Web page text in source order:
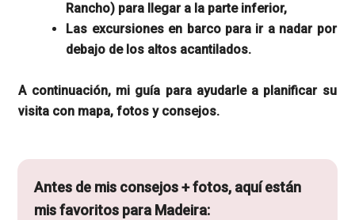
Rancho) para llegar a la parte inferior,
Las excursiones en barco para ir a nadar por
debajo de los altos acantilados.
A continuación, mi guía para ayudarle a planificar su
visita con mapa, fotos y consejos.
Antes de mis consejos + fotos, aquí están
mis favoritos para Madeira: